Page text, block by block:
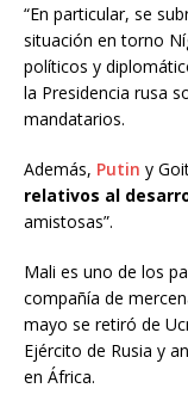
“En particular, se
situación en torno
políticos y
la Presidencia rusa
mandatarios.
Además, Putin y
relativos al
amistosas”.
Mali es uno de los
compañía de
mayo se retiró de
Ejército de Rusia y
en África.